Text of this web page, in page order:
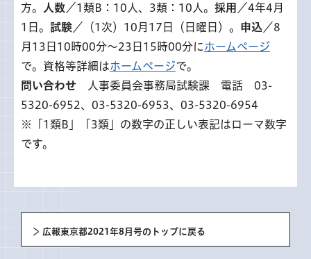
方。
人数 ／1類B：10人、3類：10人。 採用 ／4年4月
1日。 試験 ／（1次）10月17日（日曜日）。 申込 ／8
月13日10時00分～23日15時00分に ホームページ
で。資格等詳細はホームページで。
問い合わせ 人事委員会事務局試験課 電話 03-
5320-6952、03-5320-6953、03-5320-6954
※「1類B」「3類」の数字の正しい表記はローマ数字
です。
広報東京都2021年8月号のトップに戻る